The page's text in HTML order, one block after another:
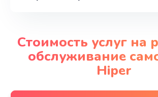
Стоимость услуг на
обслуживание
Hiper